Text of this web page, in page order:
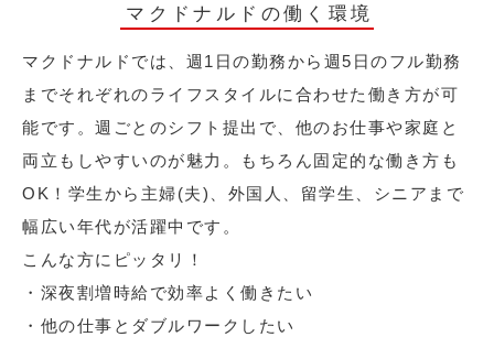
マクドナルドの働く環境
マクドナルドでは、週1日の勤務から週5日のフル勤務
までそれぞれのライフスタイルに合わせた働き方が可
能です。週ごとのシフト提出で、他のお仕事や家庭と
両立もしやすいのが魅力。もちろん固定的な働き方も
OK！学生から主婦(夫)、外国人、留学生、シニアまで
幅広い年代が活躍中です。
こんな方にピッタリ！
・深夜割増時給で効率よく働きたい
・他の仕事とダブルワークしたい